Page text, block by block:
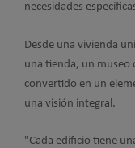
necesidades
Desde una vivienda
una tienda, un museo
convertido en un
una visión integral.
"Cada edificio tiene